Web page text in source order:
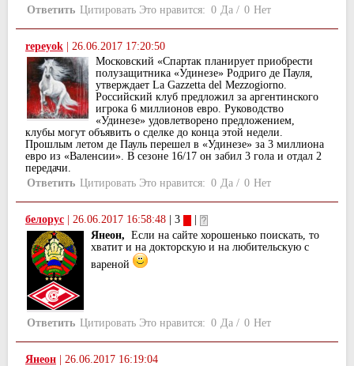
Ответить Цитировать Это нравится: 0 Да / 0 Нет
repeyok
26.06.2017 17:20:50
Московский «Спартак планирует приобрести
полузащитника «Удинезе» Родриго де Пауля,
утверждает La Gazzetta del Mezzogiorno.
Российский клуб предложил за аргентинского
игрока 6 миллионов евро. Руководство
«Удинезе» удовлетворено предложением,
клубы могут объявить о сделке до конца этой недели.
Прошлым летом де Пауль перешел в «Удинезе» за 3 миллиона
евро из «Валенсии». В сезоне 16/17 он забил 3 гола и отдал 2
передачи.
Ответить Цитировать Это нравится: 0 Да / 0 Нет
белорус 26.06.2017 16:58:48 | 3
Янеон, Если на сайте хорошенько поискать, то
хватит и на докторскую и на любительскую с
вареной
Ответить Цитировать Это нравится: 0 Да / 0 Нет
Янеон
26.06.2017 16:19:04